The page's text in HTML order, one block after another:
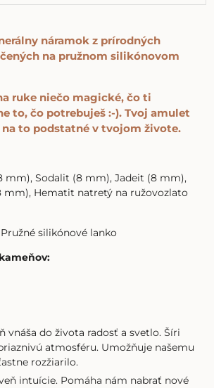
náramok z prírodných
na pružnom silikónovom
ruke niečo magické, čo ti
to, čo potrebuješ :-). Tvoj amulet
to podstatné v tvojom živote.
mm), Sodalit (8 mm), Jadeit (8 mm),
mm), Hematit natretý na ružovozlato
Pružné silikónové lanko
vnáša do života radosť a svetlo. Šíri
atmosféru. Umožňuje našemu
rozžiarilo.
intuície. Pomáha nám nabrať nové